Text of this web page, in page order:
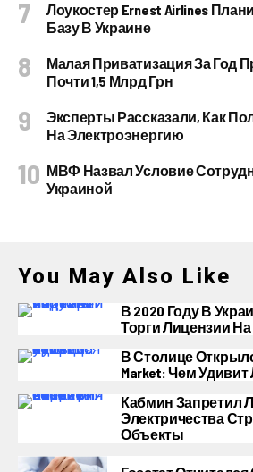
Лоукостер Ernest Airlines
Базу В Украине
Малая Приватизация За Год
Почти 1,5 Млрд Грн
Эксперты Рассказали, Как
На Электроэнергию
МВФ Назвал Условие
Украиной
You May Also Like
В 2020 Году В
Торги Лицензии На
В Столице
Market: Чем Удивит
Кабмин Запретил
Электричества
Объекты